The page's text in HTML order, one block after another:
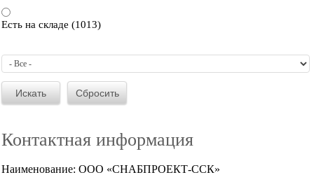
Есть на складе (1013)
Контактная информация
Наименование: ООО «СНАБПРОЕКТ-ССК»